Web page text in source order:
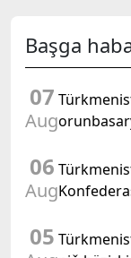
Başga
07
Aug
geçirildi
06
Aug
etdi
05